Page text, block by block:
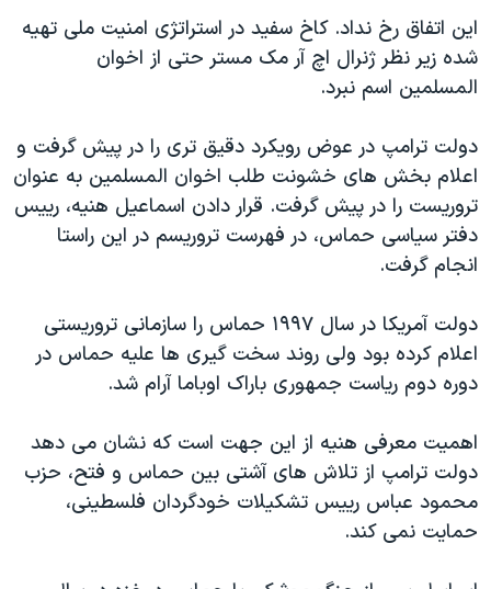
اسرائیل در جنگ
نرگس محمدی برنده جایزه نوبل صلح
صفحه‌های ویژه
سفر پرزیدنت ترامپ به چین
این اتفاق رخ نداد. کاخ سفید در استراتژی امنیت ملی تهیه
شده زیر نظر ژنرال اچ آر مک مستر حتی از اخوان
المسلمین اسم نبرد.
دولت ترامپ در عوض رویکرد دقیق تری را در پیش گرفت و
اعلام بخش های خشونت طلب اخوان المسلمین به عنوان
تروریست را در پیش گرفت. قرار دادن اسماعیل هنیه، رییس
دفتر سیاسی حماس، در فهرست تروریسم در این راستا
انجام گرفت.
دولت آمریکا در سال ۱۹۹۷ حماس را سازمانی تروریستی
اعلام کرده بود ولی روند سخت گیری ها علیه حماس در
دوره دوم ریاست جمهوری باراک اوباما آرام شد.
اهمیت معرفی هنیه از این جهت است که نشان می دهد
دولت ترامپ از تلاش های آشتی بین حماس و فتح، حزب
محمود عباس رییس تشکیلات خودگردان فلسطینی،
حمایت نمی کند.